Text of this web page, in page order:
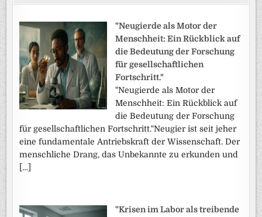
"Neugierde als Motor der
Menschheit: Ein Rückblick auf
die Bedeutung der Forschung
für gesellschaftlichen
Fortschritt."
"Neugierde als Motor der
Menschheit: Ein Rückblick auf
die Bedeutung der Forschung
für gesellschaftlichen Fortschritt."Neugier ist seit jeher
eine fundamentale Antriebskraft der Wissenschaft. Der
menschliche Drang, das Unbekannte zu erkunden und
[…]
"Krisen im Labor als treibende